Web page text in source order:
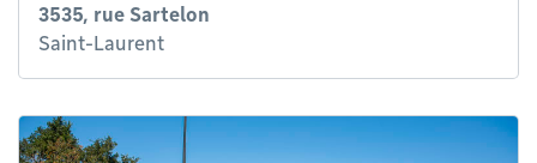
3535, rue Sartelon
Saint-Laurent